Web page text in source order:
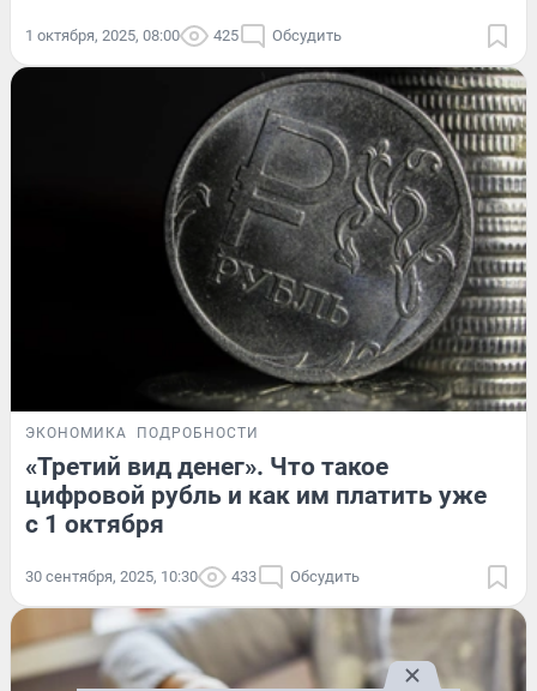
1 октября, 2025, 08:00 425 Обсудить
ЭКОНОМИКА ПОДРОБНОСТИ
«Третий вид денег». Что такое
цифровой рубль и как им платить уже
с 1 октября
30 сентября, 2025, 10:30 433 Обсудить